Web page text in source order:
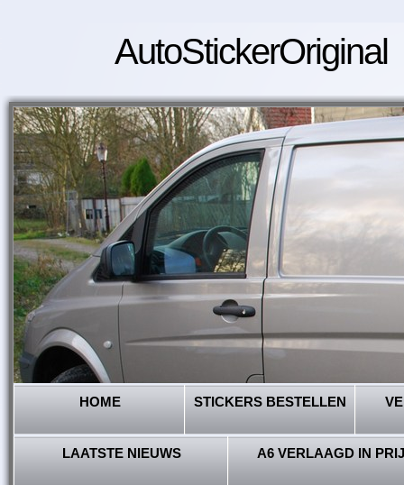
AutoStickerOriginal
HOME STICKERS BESTELLEN
LAATSTE NIEUWS A6 VERLAAGD IN